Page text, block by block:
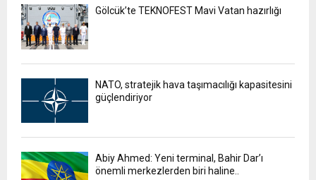
Gölcük’te TEKNOFEST Mavi Vatan hazırlığı
NATO, stratejik hava taşımacılığı kapasitesini
güçlendiriyor
Abiy Ahmed: Yeni terminal, Bahir Dar’ı
önemli merkezlerden biri haline..